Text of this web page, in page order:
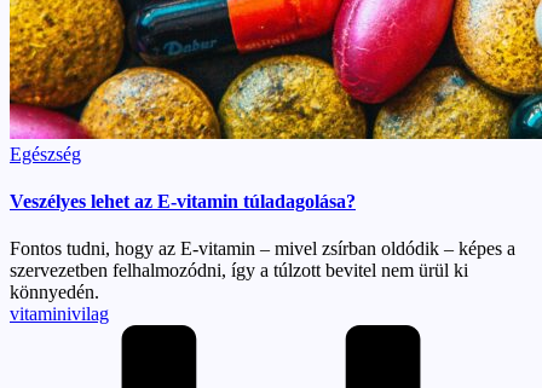
Posted
Egészség
Veszélyes lehet az E-vitamin túladagolása?
Fontos tudni, hogy az E-vitamin – mivel zsírban oldódik – képes a
szervezetben felhalmozódni, így a túlzott bevitel nem ürül ki
könnyedén.
Posted
vitaminivilag